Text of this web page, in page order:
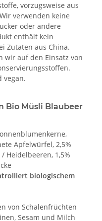
vorzugsweise aus
verwenden keine
oder andere
enthält kein
Zutaten aus China.
wir auf den Einsatz von
vegan.
Bio Müsli Blaubeer
Apfelwürfel, 2,5%
Heidelbeeren, 1,5%
biologischem
von Schalenfrüchten
Sesam und Milch